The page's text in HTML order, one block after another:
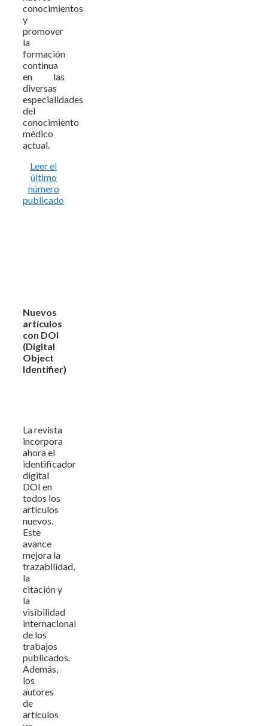
conocimientos
y
promover
la
formación
continua
en las
diversas
especialidades
del
conocimiento
médico
actual.
Leer el
último
número
publicado
Nuevos
artículos
con DOI
(Digital
Object
Identifier)
La revista
incorpora
ahora el
identificador
digital
DOI en
todos los
artículos
nuevos.
Este
avance
mejora la
trazabilidad,
la
citación y
la
visibilidad
internacional
de los
trabajos
publicados.
Además,
los
autores
de
artículos